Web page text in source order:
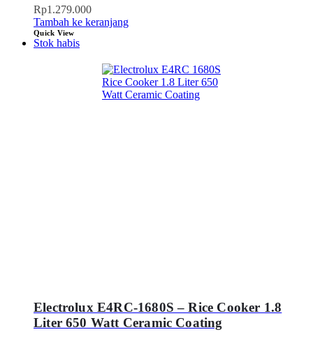
Rp1.279.000
Tambah ke keranjang
Quick View
Stok habis
Electrolux E4RC-1680S – Rice Cooker 1.8
Liter 650 Watt Ceramic Coating